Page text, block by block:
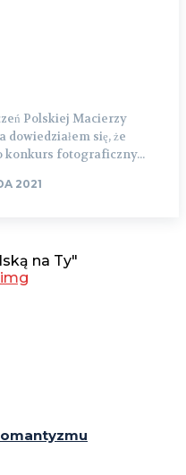
Polskiej Macierzy
się, że
konkurs fotograficzny...
2021
na Ty"